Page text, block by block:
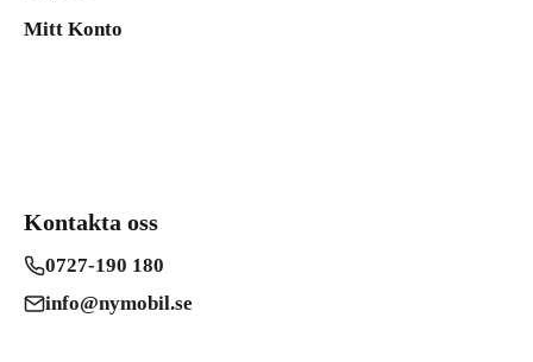
Mitt Konto
Kontakta oss
0727-190 180
info@nymobil.se